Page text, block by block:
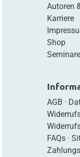
Autoren
Karriere
Shop
Seminare
AGB ·
FAQs·